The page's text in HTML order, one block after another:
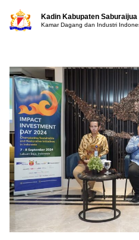
Kadin Kabupaten Saburaijua
Kamar Dagang dan Industri